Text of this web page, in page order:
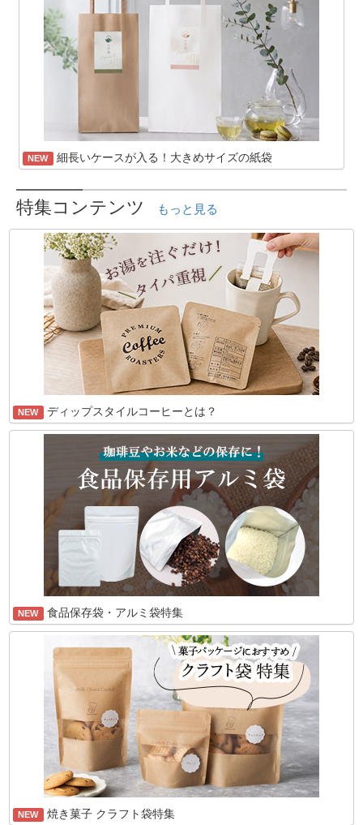
NEW 細長いケースが入る！大きめサイズの紙袋
特集コンテンツ もっと見る
NEW ディップスタイルコーヒーとは？
NEW 食品保存袋・アルミ袋特集
NEW 焼き菓子 クラフト袋特集